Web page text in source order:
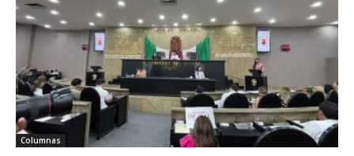
Columnas